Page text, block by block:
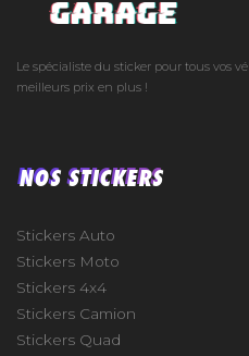
Le spécialiste du sticker pour tous vos
meilleurs prix en plus !
NOS STICKERS
Stickers Auto
Stickers Moto
Stickers 4x4
Stickers Camion
Stickers Quad